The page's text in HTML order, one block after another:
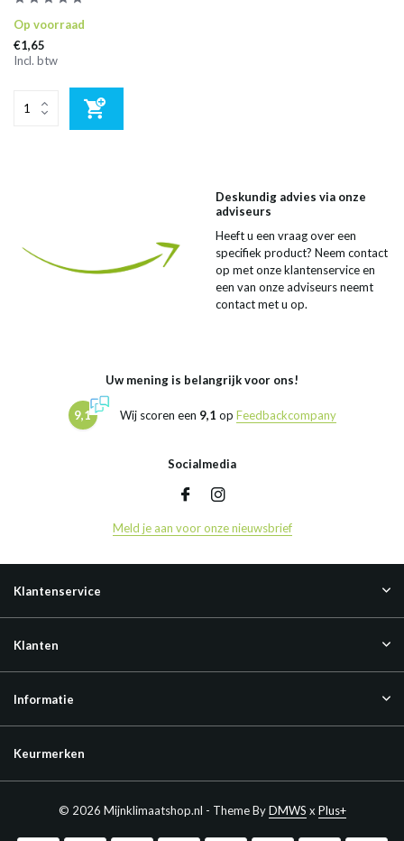
Op voorraad
€1,65
Incl. btw
Deskundig advies via onze
adviseurs
Heeft u een vraag over een
specifiek product? Neem contact
op met onze klantenservice en
een van onze adviseurs neemt
contact met u op.
Uw mening is belangrijk voor ons!
9,1 Wij scoren een 9,1 op Feedbackcompany
Socialmedia
Meld je aan voor onze nieuwsbrief
Klantenservice
Klanten
Informatie
Keurmerken
© 2026 Mijnklimaatshop.nl - Theme ByDMWS x Plus+